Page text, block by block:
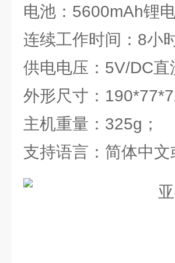
电池：5600mAh锂电
连续工作时间：8小
供电电压：5V/DC直
外形尺寸：
主机重量：325g；
支持语言：简体中文